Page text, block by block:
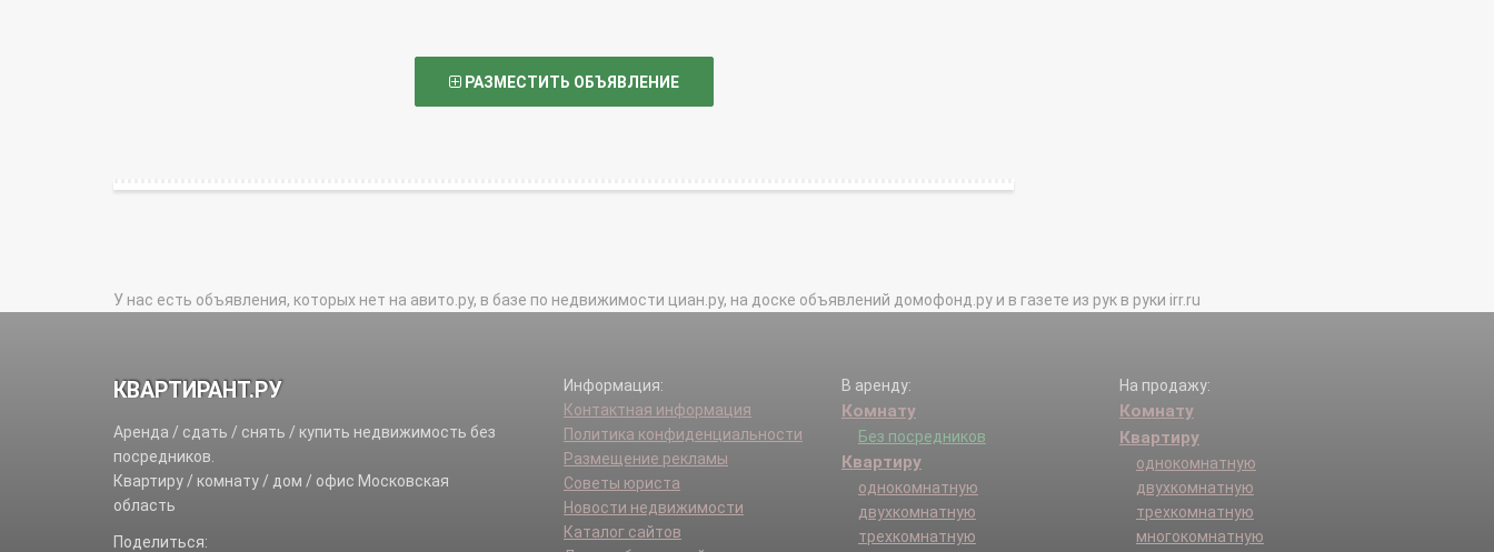
РАЗМЕСТИТЬ ОБЪЯВЛЕНИЕ
У нас есть объявления, которых нет на авито.ру, в базе по недвижимости циан.ру, на доске объявлений домофонд.ру и в газете из рук в руки irr.ru
КВАРТИРАНТ.РУ
Аренда / сдать / снять / купить недвижимость без
посредников.
Квартиру / комнату / дом / офис Московская
область
Поделиться:
Информация:
Контактная информация
Политика конфиденциальности
Размещение рекламы
Советы юриста
Новости недвижимости
Каталог сайтов
В аренду:
Комнату
Без посредников
Квартиру
однокомнатную
двухкомнатную
трехкомнатную
На продажу:
Комнату
Квартиру
однокомнатную
двухкомнатную
трехкомнатную
многокомнатную